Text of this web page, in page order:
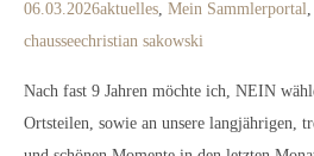
06.03.2026aktuelles, Mein Sammlerportal,
chausseechristian sakowski
Nach fast 9 Jahren möchte ich, NEIN
Ortsteilen, sowie an unsere langjährigen,